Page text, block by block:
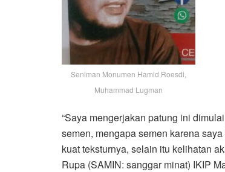
Seniman Monumen Hamid Roesdi,
Muhammad Lugman
“Saya mengerjakan patung ini
semen, mengapa semen karena
kuat teksturnya, selain itu kelihatan
Rupa (SAMIN: sanggar minat) IKIP